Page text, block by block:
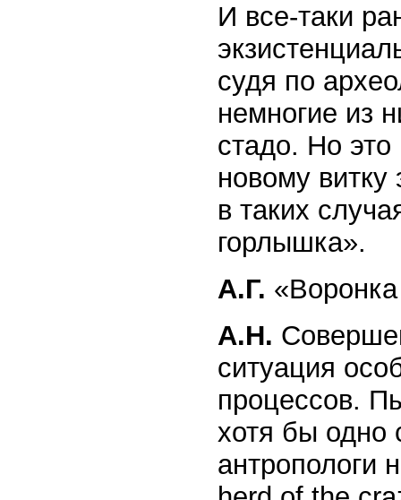
И все-таки
судя по
немногие из
стадо. Но
новому
в таких
горлышка».
А.Г.
А.Н.
ситуация
процессов.
хотя бы одно
антропологи